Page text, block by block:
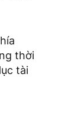
thời
tài